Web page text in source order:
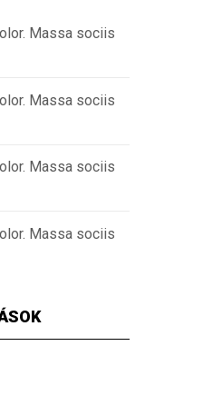
Massa sociis
Massa sociis
Massa sociis
Massa sociis